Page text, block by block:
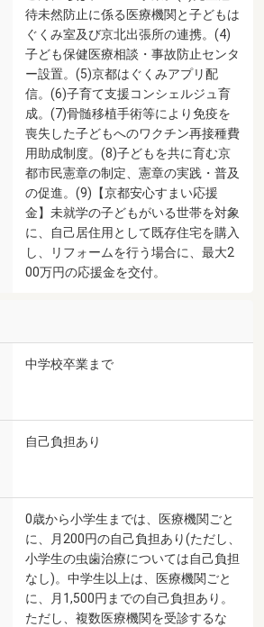
待未然防止に係る医療機関と子どもは
ぐくみ室及び京北出張所の連携。(4)
子ども保健医療相談・事故防止センタ
ー設置。(5)京都はぐくみアプリ配
信。(6)子育て支援コンシェルジュ育
成。(7)骨髄移植手術等により免疫を
喪失した子どもへのワクチン再接種費
用助成制度。(8)子どもを共に育む京
都市民憲章の制定、憲章の実践・普及
の促進。(9)【京都安心すまい応援
金】未就学の子どもがいる世帯を対象
に、自己居住用として既存住宅を購入
し、リフォームを行う場合に、最大2
00万円の応援金を交付。
中学校卒業まで
自己負担あり
0歳から小学生までは、医療機関ごと
に、月200円の自己負担あり(ただし、
小学生の虫歯治療については自己負担
なし)。中学生以上は、医療機関ごと
に、月1,500円までの自己負担あり。
ただし、複数医療機関を受診するな